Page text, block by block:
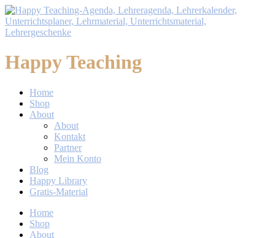
Happy Teaching
Home
Shop
About
About
Kontakt
Partner
Mein Konto
Blog
Happy Library
Gratis-Material
Home
Shop
About